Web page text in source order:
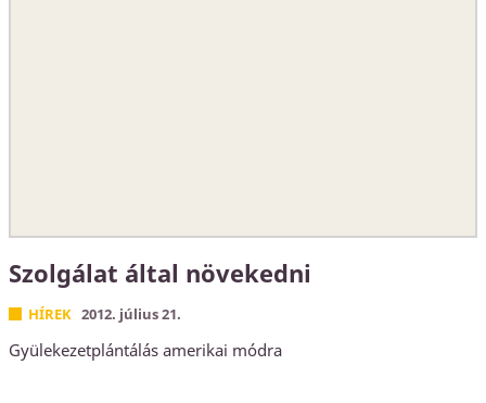
Szolgálat által növekedni
HÍREK 2012. július 21.
Gyülekezetplántálás amerikai módra